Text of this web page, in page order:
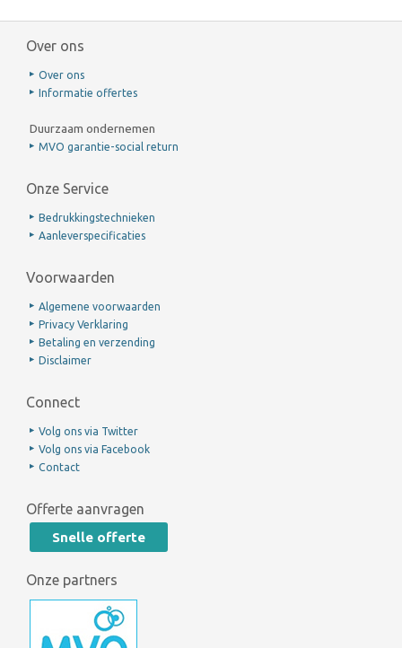
Over ons
Over ons
Informatie offertes
Duurzaam ondernemen
MVO garantie-social return
Onze Service
Bedrukkingstechnieken
Aanleverspecificaties
Voorwaarden
Algemene voorwaarden
Privacy Verklaring
Betaling en verzending
Disclaimer
Connect
Volg ons via Twitter
Volg ons via Facebook
Contact
Offerte aanvragen
Snelle offerte
Onze partners